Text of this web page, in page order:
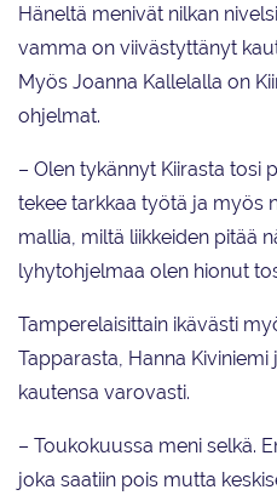
Häneltä menivät nilkan
vamma on viivästyttänyt
Myös Joanna Kallelalla on
ohjelmat.
– Olen tykännyt Kiirasta tosi
tekee tarkkaa työtä ja myös
mallia, miltä liikkeiden pitää
lyhytohjelmaa olen hionut
Tamperelaisittain ikävästi
Tapparasta, Hanna
kautensa varovasti.
– Toukokuussa meni selkä.
joka saatiin pois mutta